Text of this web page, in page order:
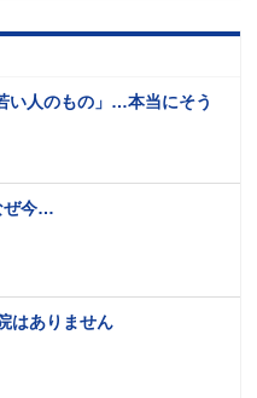
い人のもの」…本当にそう
ぜ今…
はありません